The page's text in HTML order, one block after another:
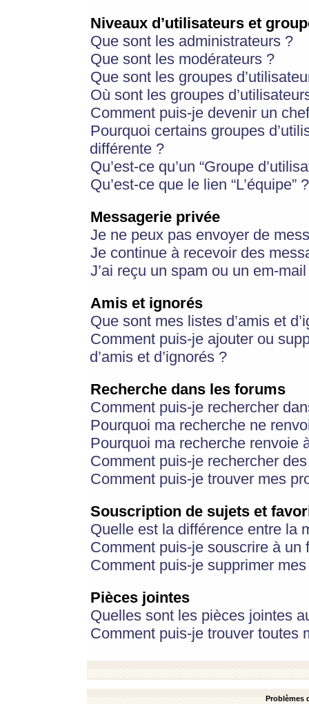
Niveaux d’utilisateurs et
Que sont les administrateurs ?
Que sont les modérateurs ?
Que sont les groupes
Où sont les groupes
Comment puis-je devenir un
Pourquoi certains groupes
différente ?
Qu’est-ce qu’un “Groupe
Qu’est-ce que le lien “L’équipe” ?
Messagerie privée
Je ne peux pas envoyer de
Je continue à recevoir des
J’ai reçu un spam ou un em-
Amis et ignorés
Que sont mes listes d’amis et
Comment puis-je ajouter ou
d’amis et d’ignorés ?
Recherche dans les forums
Comment puis-je rechercher
Pourquoi ma recherche ne
Pourquoi ma recherche renvoie
Comment puis-je rechercher
Comment puis-je trouver mes
Souscription de sujets et
Quelle est la différence entre la
Comment puis-je souscrire à
Comment puis-je supprimer
Pièces jointes
Quelles sont les pièces jointes
Comment puis-je trouver toutes
Problèmes